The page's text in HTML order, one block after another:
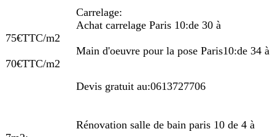
Carrelage:
Achat carrelage Paris 10:de 30 à
75€TTC/m2
Main d'oeuvre pour la pose Paris10:de 34 à
70€TTC/m2
Devis gratuit au:0613727706
Rénovation salle de bain paris 10 de 4 à